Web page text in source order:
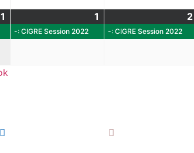
1
-: CIGRE Session 2022
2
-: CIGRE Session 2022